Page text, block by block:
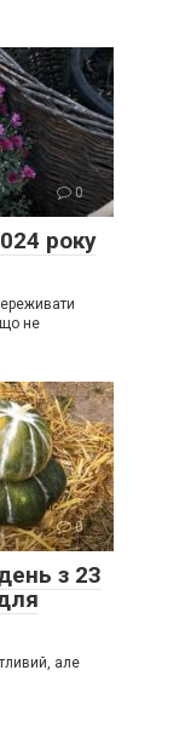
0
року
що не
0
з 23
але